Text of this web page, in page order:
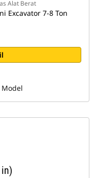
Alat Berat
Excavator 7-8 Ton